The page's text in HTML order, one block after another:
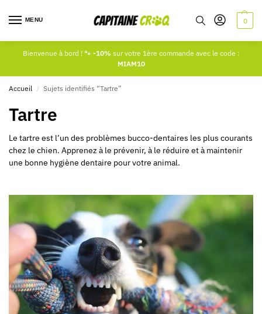
MENU 0
Bienvenue à bord ! 🐾 -10% sur votre 1ère commande avec le code :
MIAM10
Accueil / Sujets identifiés “Tartre”
Tartre
Le tartre est l’un des problèmes bucco-dentaires les plus courants
chez le chien. Apprenez à le prévenir, à le réduire et à maintenir
une bonne hygiène dentaire pour votre animal.